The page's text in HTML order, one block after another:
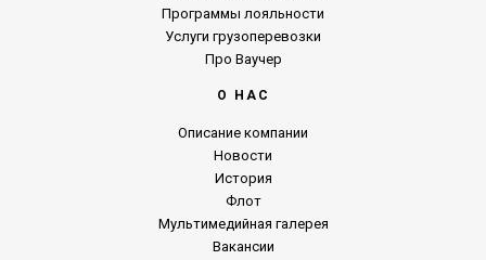
Программы лояльности
Услуги грузоперевозки
Про Ваучер
О НАС
Описание компании
Новости
История
Флот
Мультимедийная галерея
Вакансии